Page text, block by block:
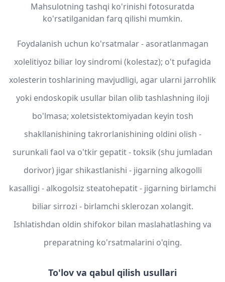
Mahsulotning tashqi ko'rinishi fotosuratda
ko'rsatilganidan farq qilishi mumkin.
Foydalanish uchun ko'rsatmalar - asoratlanmagan
xolelitiyoz biliar loy sindromi (kolestaz); o't pufagida
xolesterin toshlarining mavjudligi, agar ularni jarrohlik
yoki endoskopik usullar bilan olib tashlashning iloji
bo'lmasa; xoletsistektomiyadan keyin tosh
shakllanishining takrorlanishining oldini olish -
surunkali faol va o'tkir gepatit - toksik (shu jumladan
dorivor) jigar shikastlanishi - jigarning alkogolli
kasalligi - alkogolsiz steatohepatit - jigarning birlamchi
biliar sirrozi - birlamchi sklerozan xolangit.
Ishlatishdan oldin shifokor bilan maslahatlashing va
preparatning ko'rsatmalarini o'qing.
To'lov va qabul qilish usullari